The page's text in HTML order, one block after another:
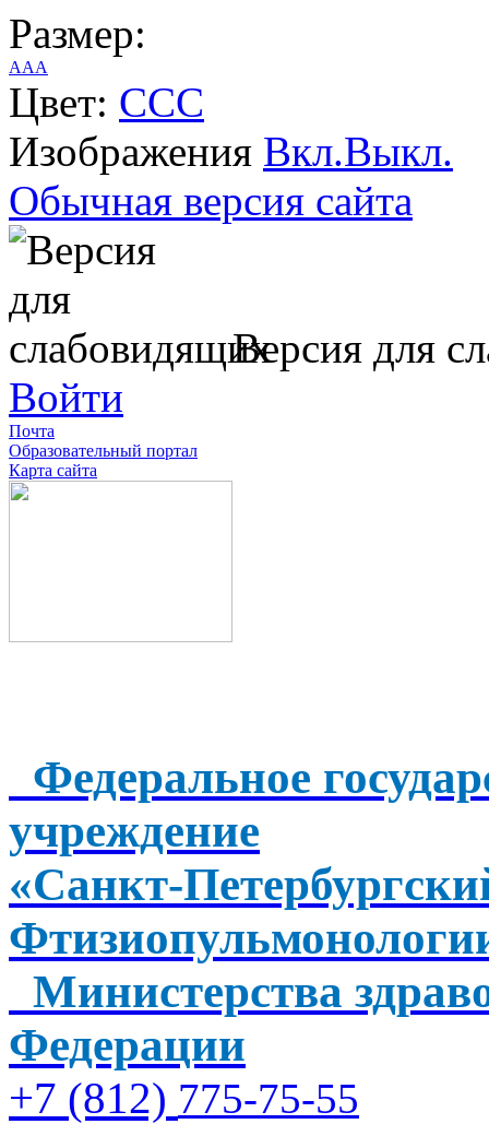
Размер:
AAA
Цвет: CCC
Изображения Вкл.Выкл.
Обычная версия сайта
Версия для
Войти
Почта
Образовательный портал
Карта сайта
Федеральное
учреждение
«Санкт-
Министерства
Федерации
+7 (812) 775-75-55